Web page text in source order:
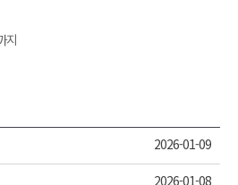
지
2026-01-09
2026-01-08